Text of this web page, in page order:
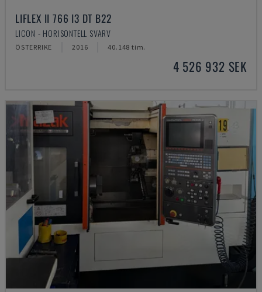
LIFLEX II 766 I3 DT B22
LICON - HORISONTELL SVARV
ÖSTERRIKE 2016 40.148 tim.
4 526 932 SEK